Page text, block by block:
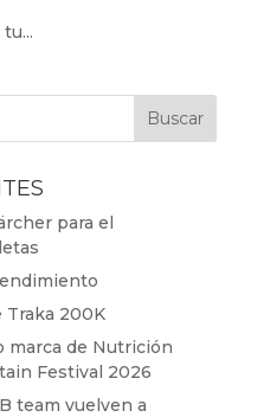
para el
200K
marca de Nutrición
Festival 2026
team vuelven a